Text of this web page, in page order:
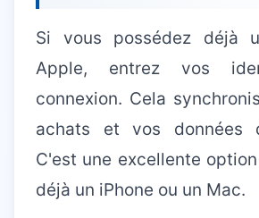
Si vous possédez déjà
Apple, entrez vos
connexion. Cela
achats et vos données
C'est une excellente
déjà un iPhone ou un Mac.